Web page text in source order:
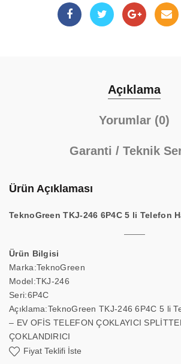
Açıklama
Yorumlar (0)
Garanti / Teknik
Ürün Açıklaması
TeknoGreen TKJ-246 6P4C 5 li Telefon
Ürün Bilgisi
Marka:TeknoGreen
Model:TKJ-246
Seri:6P4C
Açıklama:TeknoGreen TKJ-246 6P4C 5 li
– EV OFİS TELEFON ÇOKLAYICI
ÇOKLANDIRICI
Fiyat Teklifi İste